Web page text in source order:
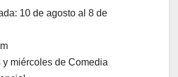
10 de agosto al 8 de
y miércoles de Comedia